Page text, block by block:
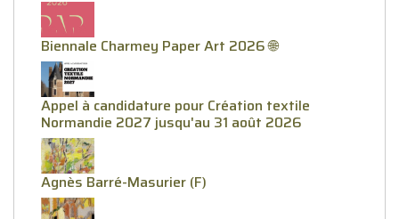
Biennale Charmey Paper Art 2026 🌐
Appel à candidature pour Création textile
Normandie 2027 jusqu'au 31 août 2026
Agnès Barré-Masurier (F)